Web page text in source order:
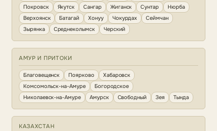
Покровск
Якутск Сангар Жиганск Сунтар
Нюрба
Верхоянск
Батагай Хонуу Чокурдах
Сеймчан
Зырянка
Среднеколымск Черский
АМУР И ПРИТОКИ
Благовещенск Поярково
Хабаровск
Комсомольск-на-Амуре
Богородское
Николаевск-на-Амуре
Амурск Свободный Зея Тында
КАЗАХСТАН